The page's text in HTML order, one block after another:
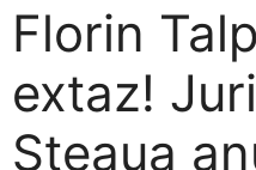
Florin
extaz!
Steaua